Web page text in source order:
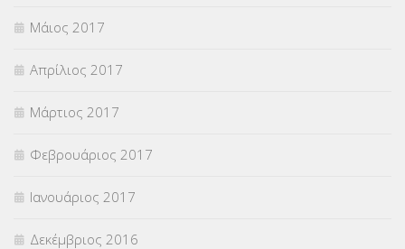
Μάιος 2017
Απρίλιος 2017
Μάρτιος 2017
Φεβρουάριος 2017
Ιανουάριος 2017
Δεκέμβριος 2016